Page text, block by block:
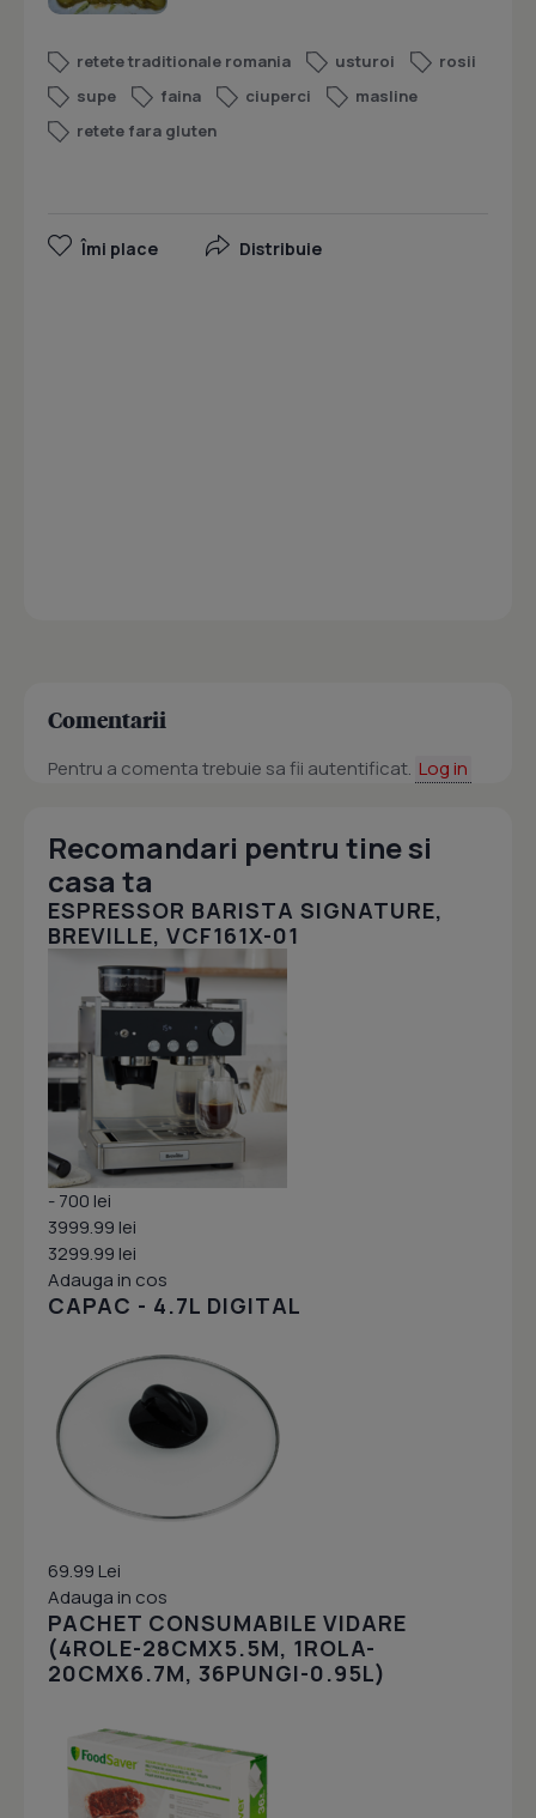
retete traditionale romania usturoi
rosii
supe
faina ciuperci
masline
retete fara gluten
Îmi place Distribuie
Comentarii
Pentru a comenta trebuie sa fii autentificat. Log in
Recomandari pentru tine si
casa ta
ESPRESSOR BARISTA SIGNATURE,
BREVILLE, VCF161X-01
- 700 lei
3999.99 lei
3299.99 lei
Adauga in cos
CAPAC - 4.7L DIGITAL
69.99 Lei
Adauga in cos
PACHET CONSUMABILE VIDARE
(4ROLE-28CMX5.5M, 1ROLA-
20CMX6.7M, 36PUNGI-0.95L)